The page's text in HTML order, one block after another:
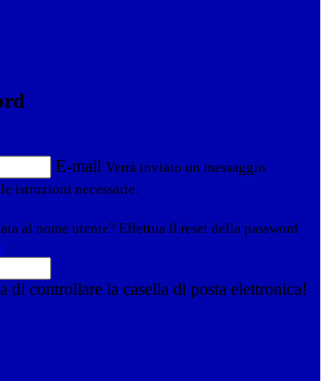
E-mail Verrà inviato un messaggio
istruzioni necessarie.
al nome utente? Effettua il reset della password
di controllare la casella di posta elettronica!